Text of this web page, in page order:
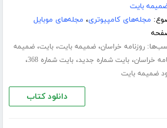
بایت
مجله‌های کامپیوتری، مجله‌های موبایل
روزنامه خراسان،ضمیمه بایت،بایت،ضمیمه
خراسان،بایت شماره جدید،بایت شماره 368 ،
ضمیمه بایت
دانلود کتاب